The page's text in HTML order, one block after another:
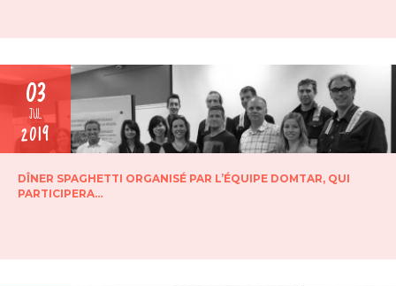
03
JUL
2019
DÎNER SPAGHETTI ORGANISÉ PAR L’ÉQUIPE DOMTAR, QUI
PARTICIPERA…